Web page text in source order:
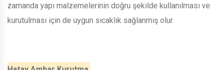
zamanda yapı malzemelerinin doğru şekilde kullanılması ve
kurutulması için de uygun sıcaklık sağlanmış olur.